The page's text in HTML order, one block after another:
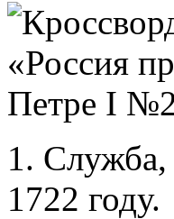
1. Служба,
1722 году.